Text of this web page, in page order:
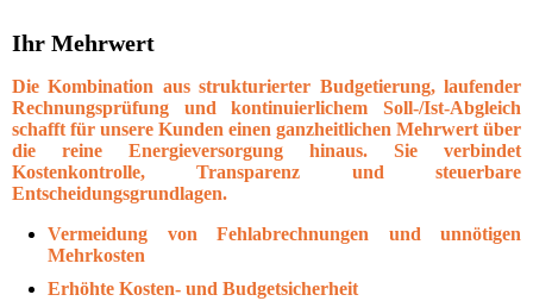
Ihr Mehrwert
Die Kombination aus strukturierter Budgetierung, laufender
Rechnungsprüfung und kontinuierlichem Soll-/Ist-Abgleich
schafft für unsere Kunden einen ganzheitlichen Mehrwert über
die reine Energieversorgung hinaus. Sie verbindet
Kostenkontrolle, Transparenz und steuerbare
Entscheidungsgrundlagen.
Vermeidung von Fehlabrechnungen und unnötigen
Mehrkosten
Erhöhte Kosten- und Budgetsicherheit